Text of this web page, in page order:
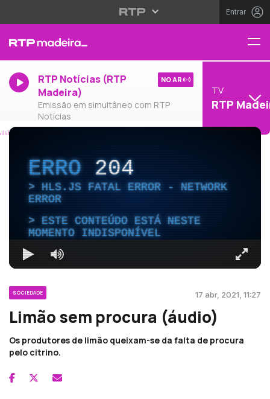
Entrar
RTP Notícias (RTP
Madeira)
Emissão em simultâneo com RTP
Notícias
NO AR
TV
RTP
ERRO204
HLS.JS FATAL ERROR - NETWORK
ERROR
ESTE CONTEÚDO ESTÁ NESTE
MOMENTO INDISPONÍVEL
SOCIEDADE 17 abr, 2021, 11:27
Limão sem procura (áudio)
Os produtores de limão queixam-se da falta de procura
pelo citrino.